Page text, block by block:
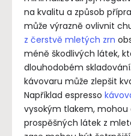
na kvalitu a způsob
může výrazně ovlivnit
z čerstvě mletých zrn
méně škodlivých látek,
dlouhodobém
kávovaru může zlepšit
Například espresso
vysokým tlakem,
prospěšných látek z